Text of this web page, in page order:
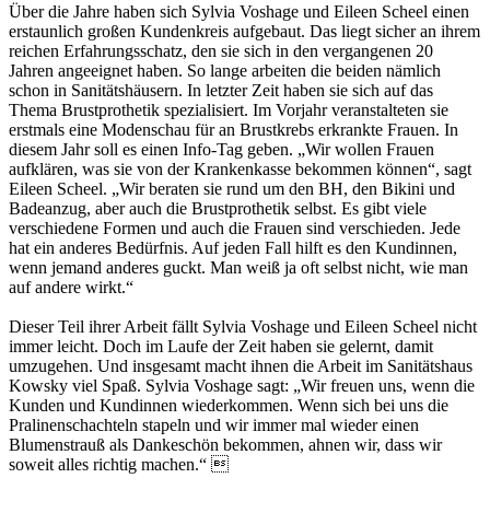
Über die Jahre haben sich Sylvia Voshage und Eileen Scheel einen
erstaunlich großen Kundenkreis aufgebaut. Das liegt sicher an ihrem
reichen Erfahrungsschatz, den sie sich in den vergangenen 20
Jahren angeeignet haben. So lange arbeiten die beiden nämlich
schon in Sanitätshäusern. In letzter Zeit haben sie sich auf das
Thema Brustprothetik spezialisiert. Im Vorjahr veranstalteten sie
erstmals eine Modenschau für an Brustkrebs erkrankte Frauen. In
diesem Jahr soll es einen Info-Tag geben. „Wir wollen Frauen
aufklären, was sie von der Krankenkasse bekommen können“, sagt
Eileen Scheel. „Wir beraten sie rund um den BH, den Bikini und
Badeanzug, aber auch die Brustprothetik selbst. Es gibt viele
verschiedene Formen und auch die Frauen sind verschieden. Jede
hat ein anderes Bedürfnis. Auf jeden Fall hilft es den Kundinnen,
wenn jemand anderes guckt. Man weiß ja oft selbst nicht, wie man
auf andere wirkt.“
Dieser Teil ihrer Arbeit fällt Sylvia Voshage und Eileen Scheel nicht
immer leicht. Doch im Laufe der Zeit haben sie gelernt, damit
umzugehen. Und insgesamt macht ihnen die Arbeit im Sanitätshaus
Kowsky viel Spaß. Sylvia Voshage sagt: „Wir freuen uns, wenn die
Kunden und Kundinnen wiederkommen. Wenn sich bei uns die
Pralinenschachteln stapeln und wir immer mal wieder einen
Blumenstrauß als Dankeschön bekommen, ahnen wir, dass wir
soweit alles richtig machen.“ 